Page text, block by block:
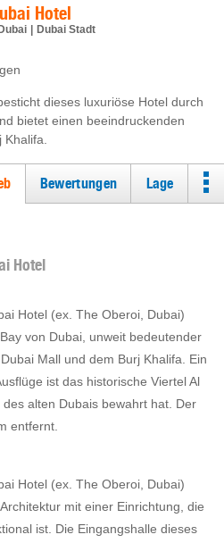
Hotel
Dubai Dubai Stadt
dieses luxuriöse Hotel durch
bietet einen beeindruckenden
Bewertungen Lage
Hotel
Hotel (ex. The Oberoi, Dubai)
von Dubai, unweit bedeutender
Mall und dem Burj Khalifa. Ein
ist das historische Viertel Al
alten Dubais bewahrt hat. Der
entfernt.
Hotel (ex. The Oberoi, Dubai)
mit einer Einrichtung, die
ist. Die Eingangshalle dieses